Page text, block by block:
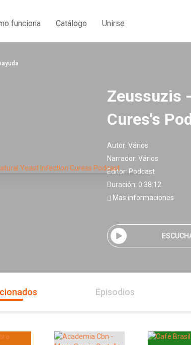
funciona Catálogo Unirse
Zeussuzis
Cures's
Autor: Vários
Narrador: Vários
Editor: Podcast
Duración: 0:38:12
Mas informaciones
Episodios